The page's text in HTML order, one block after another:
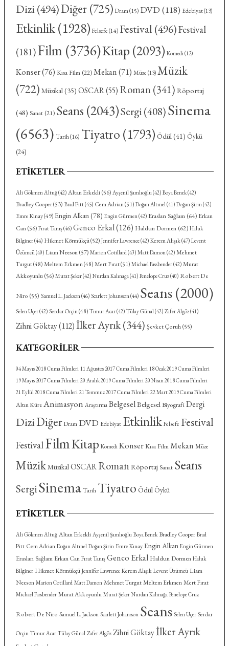
Dizi(494)Diğer(725) Dram (15) DVD (118) Edebiyat(13)
Etkinlik(1928) Felsefe (14) Festival (496)Festival
(181)Film (3736)Kitap (2093) Komedi (12)
Konser(76) Kısa Film(22) Mekan(71) Müze (13) Müzik
(722) Müzikal(35) OSCAR(55) Roman(341) Röportaj
(48) Sanat(21) Seans (2043)Sergi(408)Sinema
(6563) Tarih(16) Tiyatro (1793) Ödül (41) Öykü
(24)
ETIKETLER
Ali Gökmen Altuğ(42) Altan Erkekli(56) Ayşenil Şamlıoğlu (42) Boya Benek(42)
Bradley Cooper(53) Brad Pitt(45) Cem Adrian(51) Doğan Altınel (41) Doğan Şirin (42)
Emre Kınay(49) Engin Alkan(78) Engin Gürmen (42) Eraslan Sağlam(64) Erkan
Can(56) Fırat Tanış(46) Genco Erkal(126) Haldun Dormen(62) Haluk
Bilginer(44) Hikmet Körmükçü(52) Jennifer Lawrence(42) Kerem Alışık (47) Levent
Üzümcü (40) Liam Neeson(57) Marion Cotillard (43) Matt Damon (42) Mehmet
Turgut(48) Meltem Erkmen (48) Mert Fırat(51) Michael Fassbender(42) Murat
Akkoyunlu(56) Murat Şeker(42) Nurdan Kalınağa (41) Penelope Cruz(40) Robert De
Niro (55) Samuel L. Jackson (46) Scarlett Johansson (44) Seans(2000)
Selen Uçer(42) Serdar Orçin (48) Timur Acar(42) Tülay Günal (42) Zafer Algöz(41)
Zihni Göktay(112)İlker Ayrık(344) Şevket Çoruh(55)
KATEGORILER
04 Mayıs 2018 Cuma Filmleri 11 Ağustos 2017 Cuma Filmleri 18 Ocak 2019 Cuma Filmleri
19 Mayıs 2017 Cuma Filmleri 20 Aralık 2019 Cuma Filmleri 20 Nisan 2018 Cuma Filmleri
21 Eylül 2018 Cuma Filmleri 21 Temmuz 2017 Cuma Filmleri 22 Mart 2019 Cuma Filmleri
Altın Küre Animasyon Araştırma BelgeselBelgesel Biyografi Dergi
DiziDiğer Dram DVD Edebiyat Etkinlik Felsefe Festival
FestivalFilmKitap Komedi Konser Kısa Film Mekan Müze
MüzikMüzikalOSCAR RomanRöportaj Sanat Seans
SergiSinema Tarih Tiyatro Ödül Öykü
ETIKETLER
Ali Gökmen Altuğ Altan Erkekli Ayşenil Şamlıoğlu Boya Benek Bradley Cooper Brad
Pitt Cem Adrian Doğan Altınel Doğan Şirin Emre Kınay Engin Alkan Engin Gürmen
Eraslan Sağlam Erkan Can Fırat Tanış Genco Erkal Haldun Dormen Haluk
Bilginer Hikmet Körmükçü Jennifer Lawrence Kerem Alışık Levent Üzümcü Liam
Neeson Marion Cotillard Matt Damon Mehmet Turgut Meltem Erkmen Mert Fırat
Michael Fassbender Murat Akkoyunlu Murat Şeker Nurdan Kalınağa Penelope Cruz
Robert De Niro Samuel L. Jackson Scarlett Johansson Seans Selen Uçer Serdar
Orçin Timur Acar Tülay Günal Zafer Algöz Zihni Göktayİlker Ayrık